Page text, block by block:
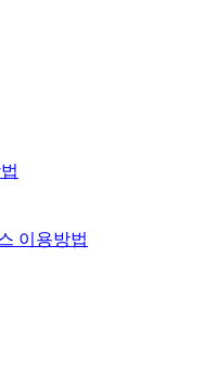
이용방법